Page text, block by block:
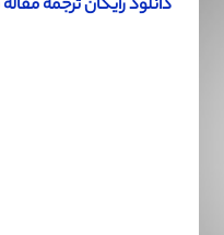
دانلود رایگان ترجمه